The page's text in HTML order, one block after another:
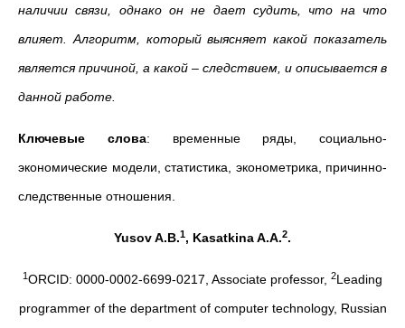
наличии связи, однако он не дает судить, что на что
влияет. Алгоритм, который выясняет какой показатель
является причиной, а какой – следствием, и описывается в
данной работе.
Ключевые слова: временные ряды, социально-
экономические модели, статистика, эконометрика, причинно-
следственные отношения.
Yusov A.B.1, Kasatkina A.A.2.
1ORCID: 0000-0002-6699-0217, Associate professor, 2Leading
programmer of the department of computer technology, Russian